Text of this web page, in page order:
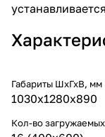
Габариты ШхГхВ, мм
1030х1280х890
Кол-во